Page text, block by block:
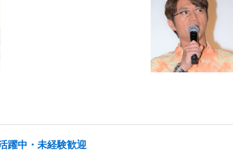
躍中・未経験歓迎